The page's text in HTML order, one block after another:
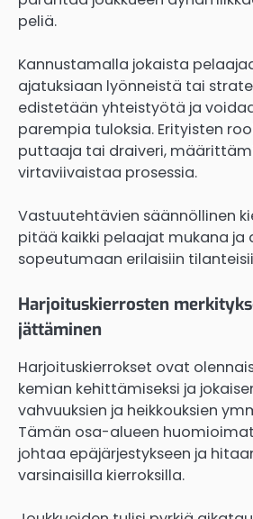
peliä.
Kannustamalla jokaista
ajatuksiaan lyönneistä tai
edistetään yhteistyötä ja
parempia tuloksia. Erityisten
puttaaja tai draiveri,
virtaviivaistaa prosessia.
Vastuutehtävien säännöllinen
pitää kaikki pelaajat mukana
sopeutumaan erilaisiin
Harjoituskierrosten
jättäminen
Harjoituskierrokset ovat
kemian kehittämiseksi ja
vahvuuksien ja heikkouksien
Tämän osa-alueen
johtaa epäjärjestykseen ja
varsinaisilla kierroksilla.